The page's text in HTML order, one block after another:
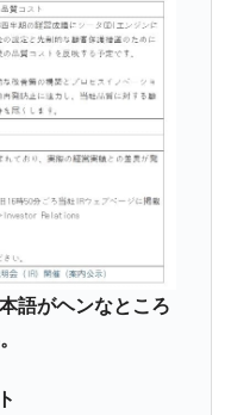
ニックス』2026年2Qの
年同期比13.4倍に。
港「またも暗礁」の危
い。
イカーの二段コンボ
効果は低い。全産業の
白嶺』は先進技術の
く輩出している都道
語がヘンなところ